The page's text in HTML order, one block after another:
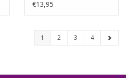
Roze ZG Mozaïek
€13,95
1 2 3 4